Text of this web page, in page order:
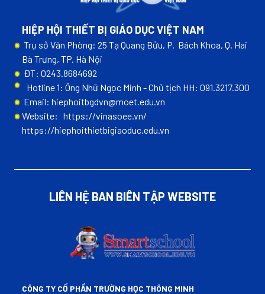
HIỆP HỘI THIẾT BỊ GIÁO DỤC VIỆT NAM
Trụ sở Văn Phòng: 25 Tạ Quang Bửu, P. Bách Khoa, Q. Hai
Bà Trưng, TP. Hà Nội
ĐT: 0243.8684692
Hotline 1: Ông Nhữ Ngọc Minh - Chủ tịch HH: 091.3217.300
Email: hiephoitbgdvn@moet.edu.vn
Website: https://vinasoee.vn/
https://hiephoithietbigiaoduc.edu.vn
LIÊN HỆ BAN BIÊN TẬP WEBSITE
CÔNG TY CỔ PHẦN TRƯỜNG HỌC THÔNG MINH